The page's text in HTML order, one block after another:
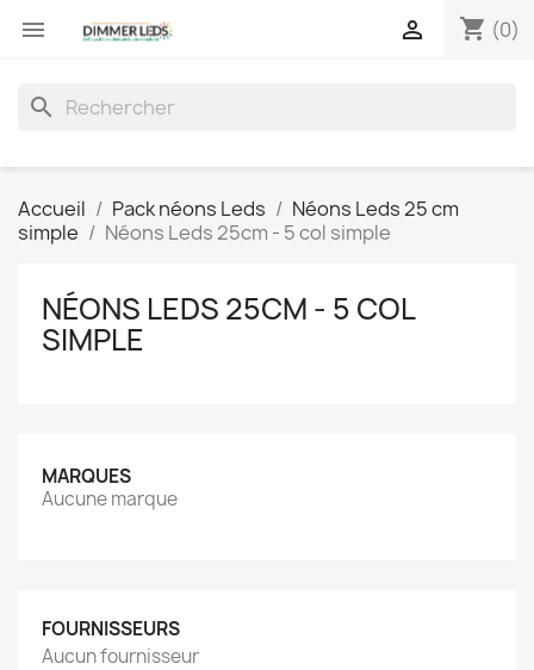
 shopping_cart (0)

search
Accueil Pack néons Leds
Néons Leds 25 cm
simple
Néons Leds 25cm - 5 col simple
NÉONS LEDS 25CM - 5 COL
SIMPLE
MARQUES
Aucune marque
FOURNISSEURS
Aucun fournisseur